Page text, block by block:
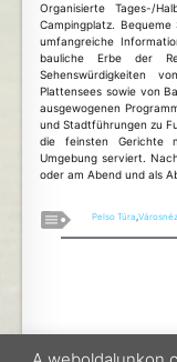
Organisierte Tages-/
Campingplatz.
umfangreiche
bauliche Erbe der
Sehenswürdigkeiten
Plattensees sowie von
ausgewogenen
und Stadtführungen zu
die feinsten Gerichte
Umgebung serviert.
oder am Abend und als
Pelso Túra,